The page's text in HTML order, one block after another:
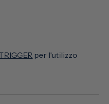
per l'utilizzo